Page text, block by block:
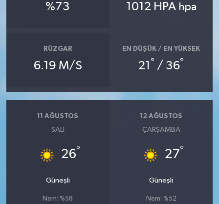
%73 1012 HPA hpa
RÜZGAR
6.19 M/S
EN DÜŞÜK / EN YÜKSEK
21 ° / 36°
11 AĞUSTOS
SALI
26°
Güneşli
Nem: %58
12 AĞUSTOS
ÇARŞAMBA
27°
Güneşli
Nem: %52
YAŞAM